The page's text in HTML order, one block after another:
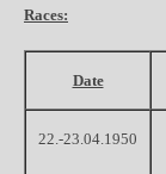
Races:
Date
22.-23.04.1950